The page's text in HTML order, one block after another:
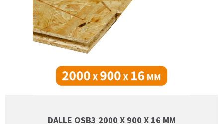
DALLE OSB3 2000 X 900 X 16 MM